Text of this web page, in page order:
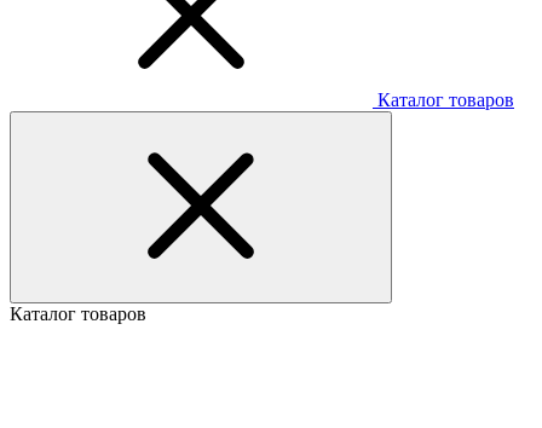
Каталог товаров
Каталог товаров